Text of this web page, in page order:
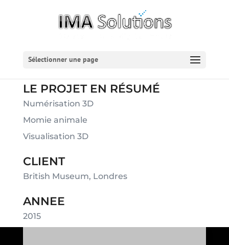
Sélectionner une page
LE PROJET EN RÉSUMÉ
Numérisation 3D
Momie animale
Visualisation 3D
CLIENT
British Museum, Londres
ANNEE
2015